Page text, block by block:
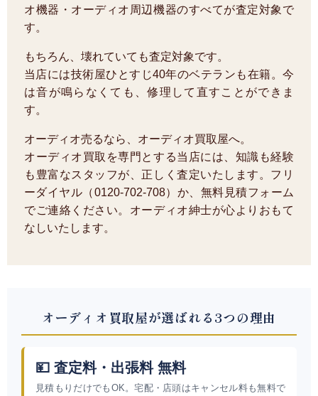
オ機器・オーディオ周辺機器のすべてが査定対象で
す。
もちろん、壊れていても査定対象です。
当店には技術屋ひとすじ40年のベテランも在籍。今
は音が鳴らなくても、修理して直すことができま
す。
オーディオ売るなら、オーディオ買取屋へ。
オーディオ買取を専門とする当店には、知識も経験
も豊富なスタッフが、正しく査定いたします。フリ
ーダイヤル（0120-702-708）か、無料見積フォーム
でご連絡ください。オーディオ紳士が心よりおもて
なしいたします。
オーディオ買取屋が選ばれる3つの理由
💴 査定料・出張料 無料
見積もりだけでもOK。宅配・店頭はキャンセル料も無料で